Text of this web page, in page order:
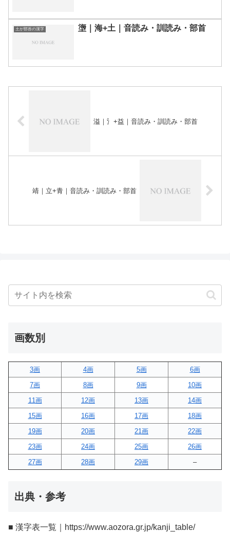
土が部首の漢字 塰｜海+土｜音読み・訓読み・部首
溢｜氵+益｜音読み・訓読み・部首
靖｜立+青｜音読み・訓読み・部首
画数別
3画 4画 5画
6画
7画
8画 9画
10画
11画
12画 13画
14画
15画
16画 17画
18画
19画
20画 21画
22画
23画
24画 25画
26画
27画
28画 29画 –
出典・参考
■ 漢字表一覧｜https://www.aozora.gr.jp/kanji_table/